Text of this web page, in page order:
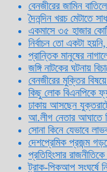
বেনজীরের জামিন
দৈনন্দিন খরচ মেটাতে
একমাসে ৩৫ হাজার কোটি
নির্বাচন তো একটা
প্রান্তিক মানুষের
জঙ্গি নাটকের ঘটনায়
বেনজীরের মুক্তির
কিছু লোক বিএনপিকে
ঢাকায় আসছেন
আ.লীগ নেতার আঘাতে
সোনা কিনে যেভাবে
দেশপ্রেমিক প্রজন্ম
প্রতিহিংসার
ট্রাক-পিকআপ সংঘর্ষে